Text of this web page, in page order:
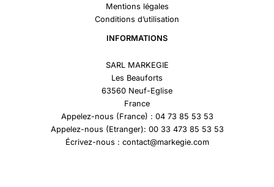
Mentions légales
Conditions d’utilisation
INFORMATIONS
SARL MARKEGIE
Les Beauforts
63560 Neuf-Eglise
France
Appelez-nous (France) : 04 73 85 53 53
Appelez-nous (Etranger): 00 33 473 85 53 53
Écrivez-nous : contact@markegie.com